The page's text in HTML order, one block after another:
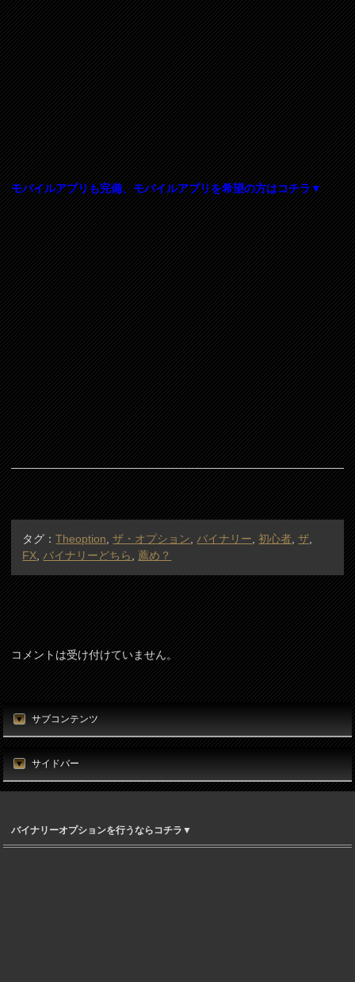
モバイルアプリも完備、モバイルアプリを希望の方はコチラ▼
タグ：Theoption ,ザ・オプション バイナリー ,初心者 ,ザ
FX バイナリーどちら ,薦め？
コメントは受け付けていません。
サブコンテンツ
サイドバー
バイナリーオプションを行うならコチラ▼